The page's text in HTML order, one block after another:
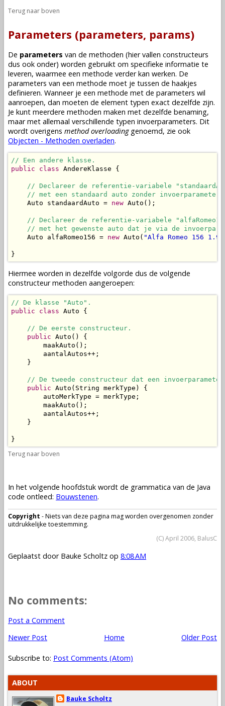
Terug naar boven
Parameters (parameters, params)
De parameters van de methoden (hier vallen constructeurs
dus ook onder) worden gebruikt om specifieke informatie te
leveren, waarmee een methode verder kan werken. De
parameters van een methode moet je tussen de haakjes
definieren. Wanneer je een methode met de parameters wil
aanroepen, dan moeten de element typen exact dezelfde zijn.
Je kunt meerdere methoden maken met dezelfde benaming,
maar met allemaal verschillende typen invoerparameters. Dit
wordt overigens method overloadinggenoemd, zie ook
Objecten - Methoden overladen.
// Een andere klasse.
public
class AndereKlasse {
// Declareer de referentie-variabele
// met een standaard auto zonder
    Auto standaardAuto =
new Auto();
// Declareer de referentie-variabele
// met het gewenste auto dat je via de
    Auto alfaRomeo156 =
new Auto( "Alfa Romeo 156 1.9
}
Hiermee worden in dezelfde volgorde dus de volgende
constructeur methoden aangeroepen:
// De klasse "Auto".
public
class Auto {
// De eerste constructeur.
public Auto() {
        maakAuto();
        aantalAutos++;
    }
// De tweede constructeur dat een
public Auto(String merkType) {
        autoMerkType = merkType;
        maakAuto();
        aantalAutos++;
    }
}
Terug naar boven
In het volgende hoofdstuk wordt de grammatica van de Java
code ontleed: Bouwstenen.
Copyright - Niets van deze pagina mag worden overgenomen zonder
uitdrukkelijke toestemming.
(C) April 2006, BalusC
Geplaatst door Bauke Scholtz op 8:08 AM
No comments:
Post a Comment
Newer Post
Older Post
Home
Subscribe to: Post Comments (Atom)
ABOUT
Bauke Scholtz